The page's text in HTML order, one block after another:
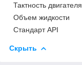
Тактность двигателя
Объем жидкости
Стандарт API
Скрыть